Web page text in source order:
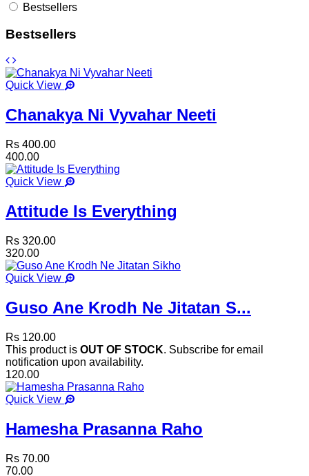
Bestsellers
Bestsellers
Quick View
Chanakya Ni Vyvahar Neeti
Rs 400.00
400.00
Quick View
Attitude Is Everything
Rs 320.00
320.00
Quick View
Guso Ane Krodh Ne Jitatan S...
Rs 120.00
This product is OUT OF STOCK. Subscribe for email
notification upon availability.
120.00
Quick View
Hamesha Prasanna Raho
Rs 70.00
70.00